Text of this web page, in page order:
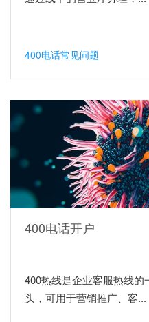
400电话常见问题
400电话开户
400热线是企业客服热线
头，可用于营销推广、客...